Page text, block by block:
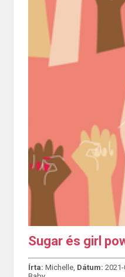
Sugar és girl
Írta: Michelle, Dátum: 2021-